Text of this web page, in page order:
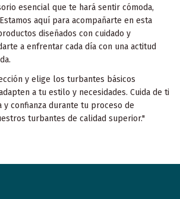
esencial que te hará sentir cómoda,
aquí para acompañarte en esta
diseñados con cuidado y
a enfrentar cada día con una actitud
y elige los turbantes básicos
a tu estilo y necesidades. Cuida de ti
y confianza durante tu proceso de
turbantes de calidad superior."